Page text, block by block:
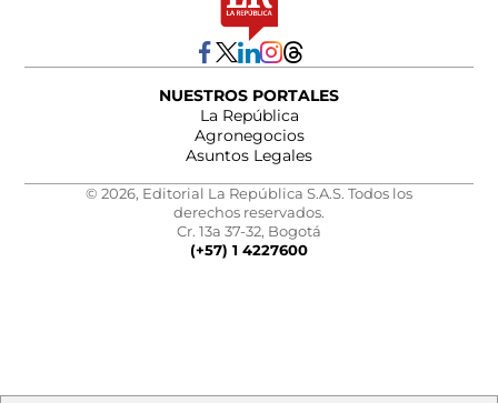
NUESTROS PORTALES
La República
Agronegocios
Asuntos Legales
© 2026, Editorial La República S.A.S. Todos los
derechos reservados.
Cr. 13a 37-32, Bogotá
(+57) 1 4227600